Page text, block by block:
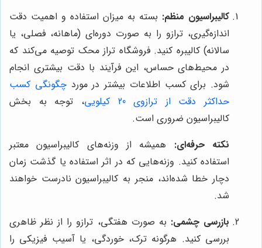
کالیبراسیون منظم: بسته به میزان استفاده و اهمیت دقت
اندازه‌گیری، ترازو را به صورت دوره‌ای (ماهانه، فصلی، یا
سالانه) کالیبره کنید. فروشگاه تراز محک توصیه می‌کند که
در محیط‌های حساس، این فرآیند با دقت بیشتری انجام
شود. برای کسب اطلاعات بیشتر در موردچگونگی کسب
حداکثر دقت از ترازوی 20 کیلویی
، توجه به بخش
کالیبراسیون ضروری است.
نکته حرفه‌ای: همیشه از وزنه‌های کالیبراسیون معتبر
استفاده کنید. وزنه‌هایی که در اثر استفاده یا گذشت زمان
دچار خطا شده‌اند، منجر به کالیبراسیون نادرست خواهند
شد.
بازرسی چشمی: به صورت هفتگی، ترازو را از نظر ظاهری
بررسی کنید. هرگونه ترک، خوردگی، یا آسیب فیزیکی را